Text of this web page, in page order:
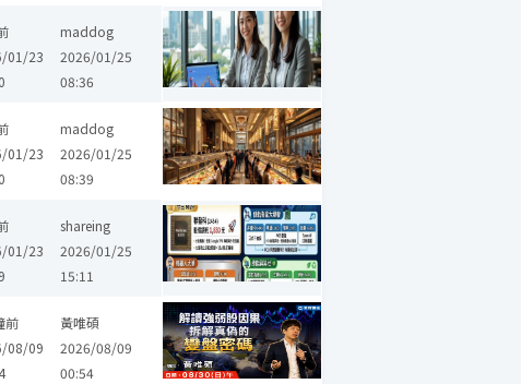
短線操作 熱門題材
01/23
maddog
2026/01/25
08:36
穩得 雲豹能源 昶昕 台汽電 熱門飆股
01/23
maddog
2026/01/25
08:39
01/23
shareing
2026/01/25
15:11
前
08/09
黃唯碩
2026/08/09
00:54